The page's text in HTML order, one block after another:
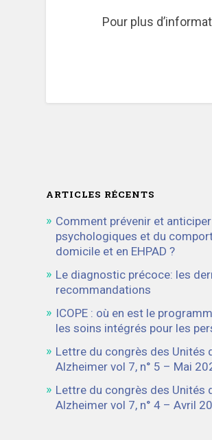
Pour plus
ARTICLES RÉCENTS
Comment prévenir et
psychologiques et du
domicile et en EHPAD ?
Le diagnostic précoce: les
recommandations
ICOPE : où en est le
les soins intégrés pour les
Lettre du congrès des Unités
Alzheimer vol 7, n° 5 – Mai
Lettre du congrès des Unités
Alzheimer vol 7, n° 4 – Avril